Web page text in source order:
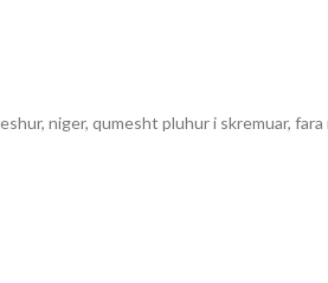
niger, qumesht pluhur i skremuar,